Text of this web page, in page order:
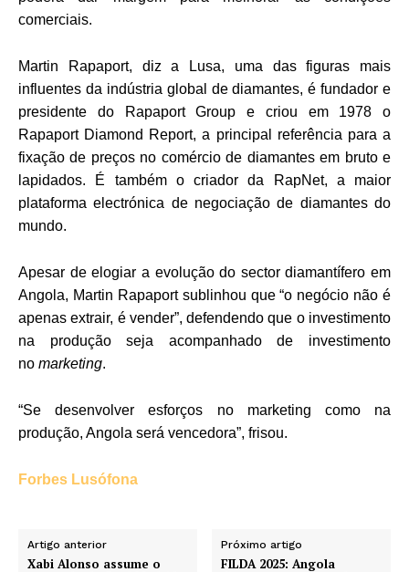
comerciais.
Martin Rapaport, diz a Lusa, uma das figuras mais
influentes da indústria global de diamantes, é fundador e
presidente do Rapaport Group e criou em 1978 o
Rapaport Diamond Report, a principal referência para a
fixação de preços no comércio de diamantes em bruto e
lapidados. É também o criador da RapNet, a maior
plataforma electrónica de negociação de diamantes do
mundo.
Apesar de elogiar a evolução do sector diamantífero em
Angola, Martin Rapaport sublinhou que “o negócio não é
apenas extrair, é vender”, defendendo que o investimento
na produção seja acompanhado de investimento
no marketing.
“Se desenvolver esforços no marketing como na
produção, Angola será vencedora”, frisou.
Forbes Lusófona
Artigo anterior
Xabi Alonso assume o
Próximo artigo
FILDA 2025: Angola